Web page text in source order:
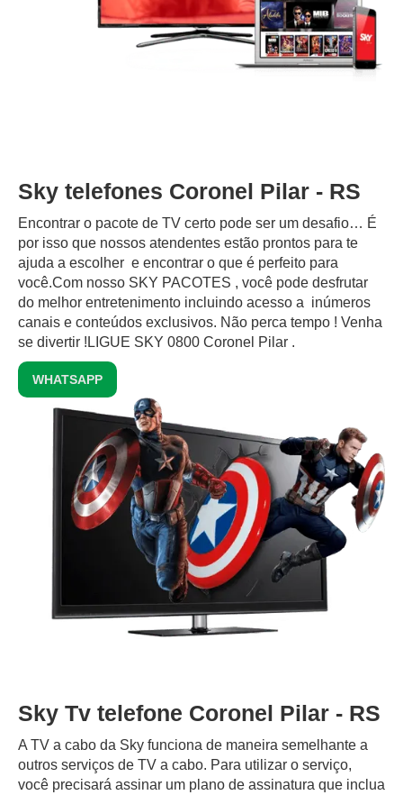
Sky telefones Coronel Pilar - RS
Encontrar o pacote de TV certo pode ser um desafio… É
por isso que nossos atendentes estão prontos para te
ajuda a escolher e encontrar o que é perfeito para
você.Com nosso SKY PACOTES , você pode desfrutar
do melhor entretenimento incluindo acesso a inúmeros
canais e conteúdos exclusivos.‍ Não perca tempo ! Venha
se divertir !LIGUE SKY 0800 Coronel Pilar .
WHATSAPP
Sky Tv telefone Coronel Pilar - RS
A TV a cabo da Sky funciona de maneira semelhante a
outros serviços de TV a cabo. Para utilizar o serviço,
você precisará assinar um plano de assinatura que inclua